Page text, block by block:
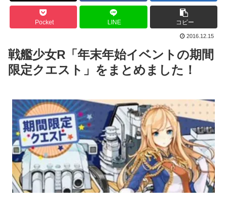
Pocket LINE コピー
2016.12.15
戦艦少女R「年末年始イベントの期間
限定クエスト」をまとめました！